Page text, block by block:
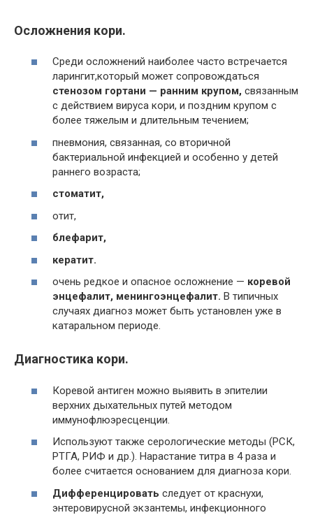
Осложнения кори.
Среди осложнений наиболее часто встречается
ларингит,который может сопровождаться
стенозом гортани — ранним крупом, связанным
с действием вируса кори, и поздним крупом с
более тяжелым и длительным течением;
пневмония, связанная, со вторичной
бактериальной инфекцией и особенно у детей
раннего возраста;
стоматит,
отит,
блефарит,
кератит.
очень редкое и опасное осложнение — коревой
энцефалит, менингоэнцефалит. В типичных
случаях диагноз может быть установлен уже в
катаральном периоде.
Диагностика кори.
Коревой антиген можно выявить в эпителии
верхних дыхательных путей методом
иммунофлюэресценции.
Используют также серологические методы (РСК,
РТГА, РИФ и др.). Нарастание титра в 4 раза и
более считается основанием для диагноза кори.
Дифференцировать следует от краснухи,
энтеровирусной экзантемы, инфекционного